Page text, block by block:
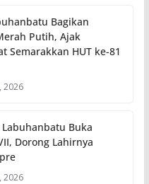
Bagikan
Putih, Ajak
Semarakkan HUT ke-81
2026
Labuhanbatu Buka
Dorong Lahirnya
2026